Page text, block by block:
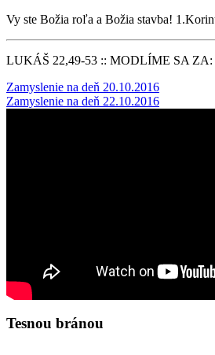
Vy ste Božia roľa a Božia stavba!
LUKÁŠ 22,49-53 :: MODLÍME SA
Post
navigation
Zamyslenie na deň 20.10.2016
Zamyslenie na deň 22.10.2016
Tesnou bránou